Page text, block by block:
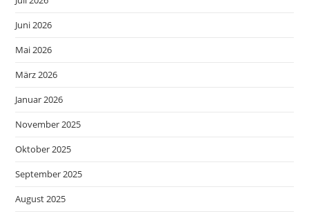
Juni 2026
Mai 2026
März 2026
Januar 2026
November 2025
Oktober 2025
September 2025
August 2025